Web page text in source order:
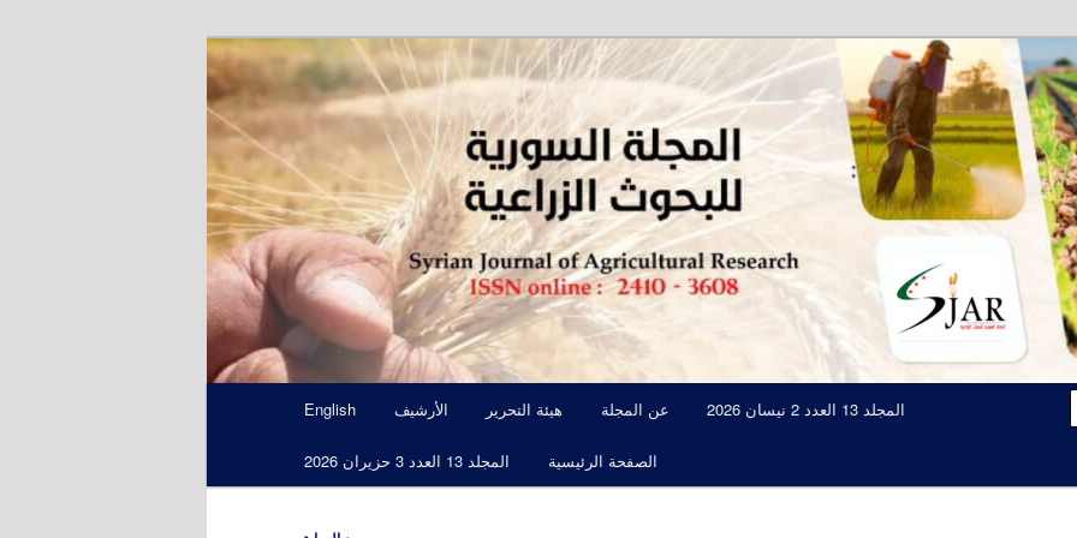
المجلة السورية للبحوث الزراعية SJAR
مجلة علمية محكمة تصدرها الهيئة العامة للبحوث العلمية الزراعية
English الأرشيف هيئة التحرير عن المجلة المجلد 13 العدد 2 نيسان 2026
المجلد 13 العدد 3 حزيران 2026 الصفحة الرئيسية